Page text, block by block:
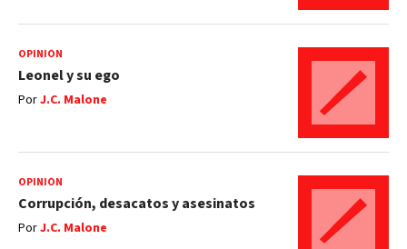
OPINIÓN
Leonel y su ego
PorJ.C. Malone
OPINIÓN
Corrupción, desacatos y asesinatos
PorJ.C. Malone